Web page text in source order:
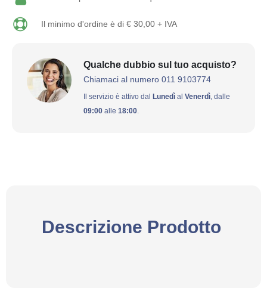
Il minimo d'ordine è di € 30,00 + IVA
Qualche dubbio sul tuo acquisto?
Chiamaci al numero 011 9103774
Il servizio è attivo dal Lunedì al Venerdì, dalle
09:00 alle 18:00.
Descrizione Prodotto